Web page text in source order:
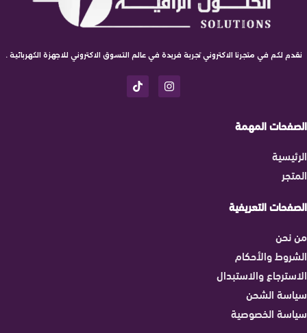
نقدم لكم في متجرنا الاكتروني تجربة فريدة في عالم التسوق الاكتروني للاجهزة الكهربائية .
الصفحات المهمة
الرئيسية
المتجر
الصفحات التعريفية
من نحن
الشروط والأحكام
الاسترجاع والاستبدال
سياسة الشحن
سياسة الخصوصية